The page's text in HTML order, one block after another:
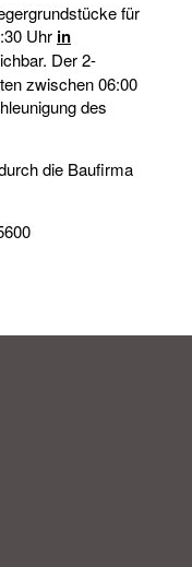
für
Uhr in
Der 2-
zwischen 06:00
des
die Baufirma